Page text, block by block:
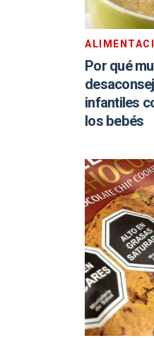
Por qué
infantiles
los bebés